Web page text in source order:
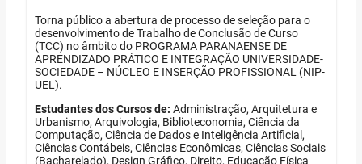
Torna público a abertura de processo de seleção para o
desenvolvimento de Trabalho de Conclusão de Curso
(TCC) no âmbito do PROGRAMA PARANAENSE DE
APRENDIZADO PRÁTICO E INTEGRAÇÃO UNIVERSIDADE-
SOCIEDADE – NÚCLEO E INSERÇÃO PROFISSIONAL (NIP-
UEL).
Estudantes dos Cursos de: Administração, Arquitetura e
Urbanismo, Arquivologia, Biblioteconomia, Ciência da
Computação, Ciência de Dados e Inteligência Artificial,
Ciências Contábeis, Ciências Econômicas, Ciências Sociais
(Bacharelado), Design Gráfico, Direito, Educação Física